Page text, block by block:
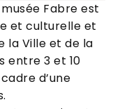
musée Fabreest
et culturelle et
la Ville et de la
entre 3 et 10
d’une